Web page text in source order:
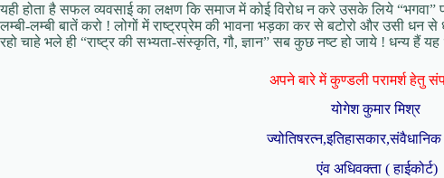
यही होता है सफल व्यवसाई का लक्षण कि समाज में कोई विरोध न करे उसके लिये “भगवा”
लम्बी-लम्बी बातें करो ! लोगों में राष्ट्रप्रेम की भावना भड़का कर से बटोरो और उसी धन से
रहो चाहे भले ही “राष्ट्र की सभ्यता-संस्कृति, गौ, ज्ञान” सब कुछ नष्ट हो जाये ! धन्य हैं यह
अपने बारे में कुण्डली परामर्श हेतु
योगेश कुमार मिश्र
ज्योतिषरत्न,इतिहासकार,संवैधानिक
एंव अधिवक्ता ( हाईकोर्ट)